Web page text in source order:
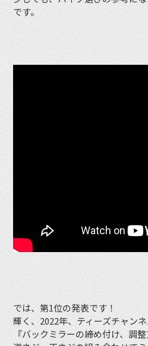
です。
では、第1位の発表です！
輝く、2022年、ティーズチャン
『バックミラーの締め付け、調